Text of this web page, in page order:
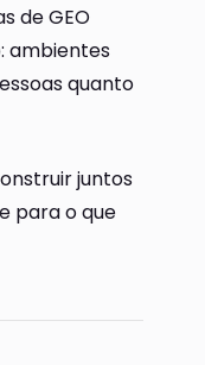
de GEO
ambientes
quanto
juntos
para o que